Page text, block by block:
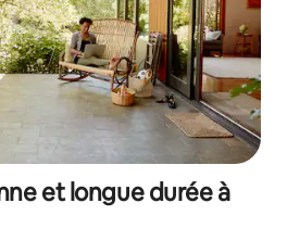
et longue durée à